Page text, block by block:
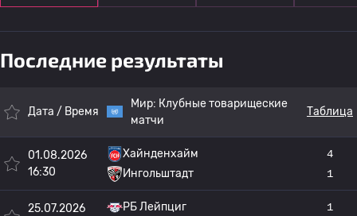
Последние результаты
Дата / Время
Мир: Клубные товарищеские
матчи
Таблица
01.08.2026
16:30
Хайнденхайм
Ингольштадт
4
1
25.07.2026
РБ Лейпциг
1